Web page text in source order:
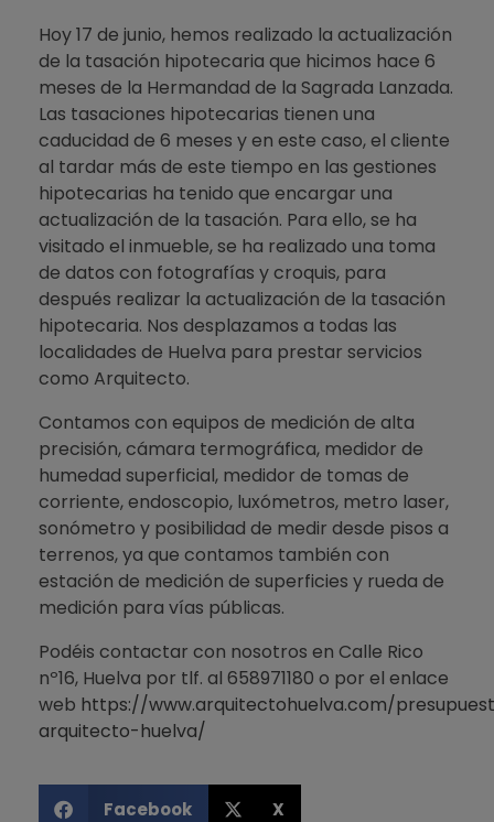
Hoy 17 de junio, hemos realizado la actualización
de la tasación hipotecaria que hicimos hace 6
meses de la Hermandad de la Sagrada Lanzada.
Las tasaciones hipotecarias tienen una
caducidad de 6 meses y en este caso, el cliente
al tardar más de este tiempo en las gestiones
hipotecarias ha tenido que encargar una
actualización de la tasación. Para ello, se ha
visitado el inmueble, se ha realizado una toma
de datos con fotografías y croquis, para
después realizar la actualización de la tasación
hipotecaria. Nos desplazamos a todas las
localidades de Huelva para prestar servicios
como Arquitecto.
Contamos con equipos de medición de alta
precisión, cámara termográfica, medidor de
humedad superficial, medidor de tomas de
corriente, endoscopio, luxómetros, metro laser,
sonómetro y posibilidad de medir desde pisos a
terrenos, ya que contamos también con
estación de medición de superficies y rueda de
medición para vías públicas.
Podéis contactar con nosotros en Calle Rico
nº16, Huelva por tlf. al 658971180 o por el enlace
web https://www.arquitectohuelva.com/
arquitecto-huelva/
Facebook X